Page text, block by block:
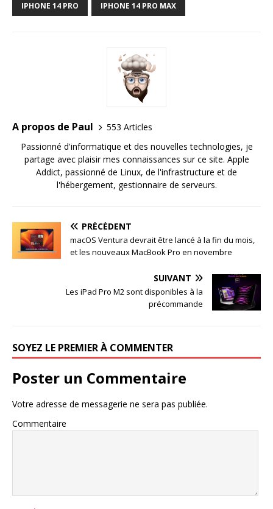
IPHONE 14 PRO IPHONE 14 PRO MAX
A propos de Paul
553 Articles
Passionné d'informatique et des nouvelles technologies, je
partage avec plaisir mes connaissances sur ce site. Apple
Addict, passionné de Linux, de l'infrastructure et de
l'hébergement, gestionnaire de serveurs.
PRÉCÉDENT
macOS Ventura devrait être lancé à la fin du mois,
et les nouveaux MacBook Pro en novembre
SUIVANT
Les iPad Pro M2 sont disponibles à la
précommande
SOYEZ LE PREMIER À COMMENTER
Poster un Commentaire
Votre adresse de messagerie ne sera pas publiée.
Commentaire